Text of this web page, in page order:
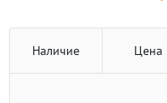
Наличие Цена